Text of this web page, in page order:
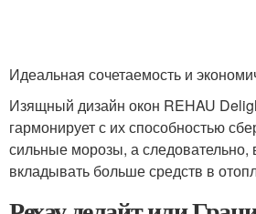
Идеальная сочетаемость и
Изящный дизайн окон REHAU
гармонирует с их способностью
сильные морозы, а
вкладывать больше средств в